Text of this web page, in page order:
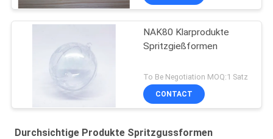
NAK80 Klarprodukte
Spritzgießformen
To Be Negotiation MOQ:1 Satz
CONTACT
Durchsichtige Produkte Spritzgussformen